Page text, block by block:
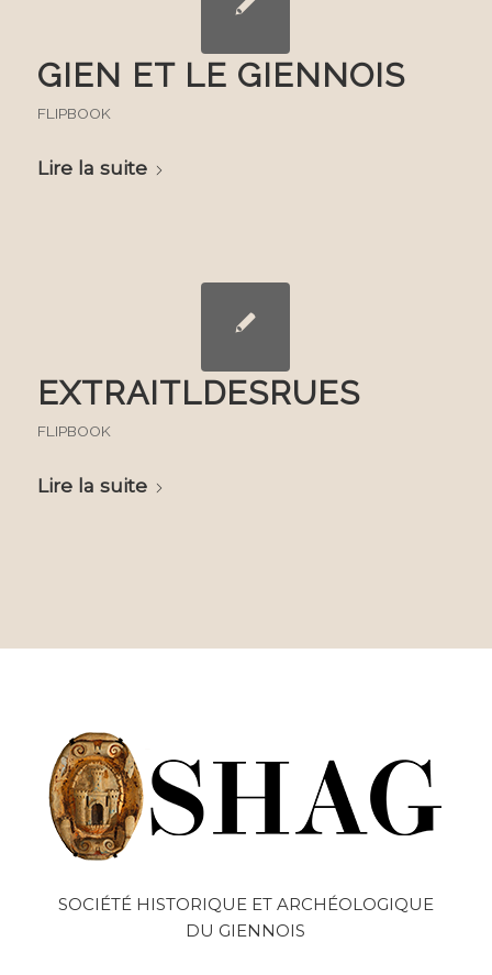
GIEN ET LE GIENNOIS
FLIPBOOK
Lire la suite
EXTRAITLDESRUES
FLIPBOOK
Lire la suite
SOCIÉTÉ HISTORIQUE ET ARCHÉOLOGIQUE
DU GIENNOIS